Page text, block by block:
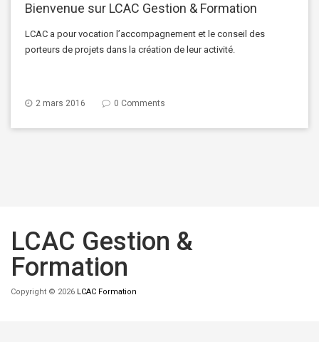
Bienvenue sur LCAC Gestion & Formation
LCAC a pour vocation l’accompagnement et le conseil des
porteurs de projets dans la création de leur activité.
2 mars 2016 0 Comments
LCAC Gestion &
Formation
Copyright © 2026 LCAC Formation